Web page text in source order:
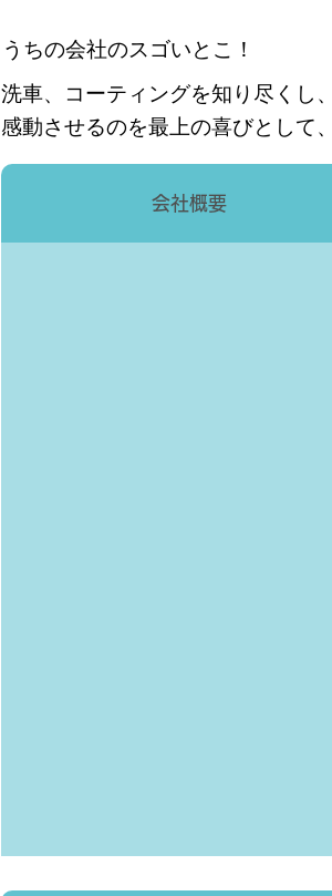
うちの会社のスゴいとこ！
洗車、コーティングを知り尽くし
感動させるのを最上の喜びとして
会社概要